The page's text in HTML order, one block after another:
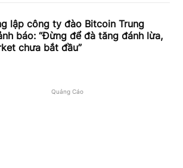
lập công ty đào Bitcoin Trung
báo: “Đừng để đà tăng đánh lừa,
chưa bắt đầu”
Quảng Cáo